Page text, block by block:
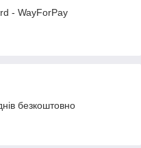
- WayForPay
безкоштовно